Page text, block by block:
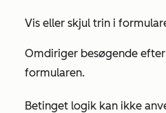
Vis eller skjul trin i
Omdiriger besøgende
formularen.
Betinget logik kan ikke